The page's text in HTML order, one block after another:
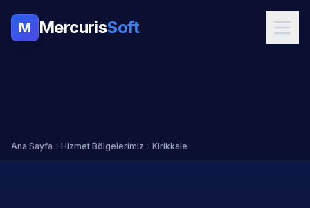
M MercurisSoft
Ana Sayfa Hizmet Bölgelerimiz Kirikkale